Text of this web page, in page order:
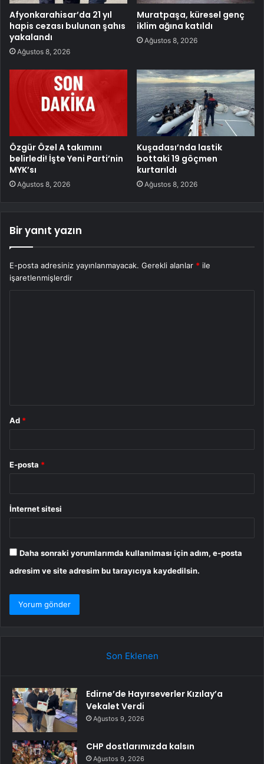
Afyonkarahisar’da 21 yıl
hapis cezası bulunan şahıs
yakalandı
Ağustos 8, 2026
Muratpaşa, küresel genç
iklim ağına katıldı
Ağustos 8, 2026
Özgür Özel A takımını
belirledi! İşte Yeni Parti’nin
MYK’sı
Ağustos 8, 2026
Kuşadası’nda lastik
bottaki 19 göçmen
kurtarıldı
Ağustos 8, 2026
Bir yanıt yazın
E-posta adresiniz yayınlanmayacak. Gerekli alanlar * ile
işaretlenmişlerdir
Ad *
E-posta *
İnternet sitesi
Daha sonraki yorumlarımda kullanılması için adım, e-posta
adresim ve site adresim bu tarayıcıya kaydedilsin.
Son Eklenen
Edirne’de Hayırseverler Kızılay’a
Vekalet Verdi
Ağustos 9, 2026
CHP dostlarımızda kalsın
Ağustos 9, 2026